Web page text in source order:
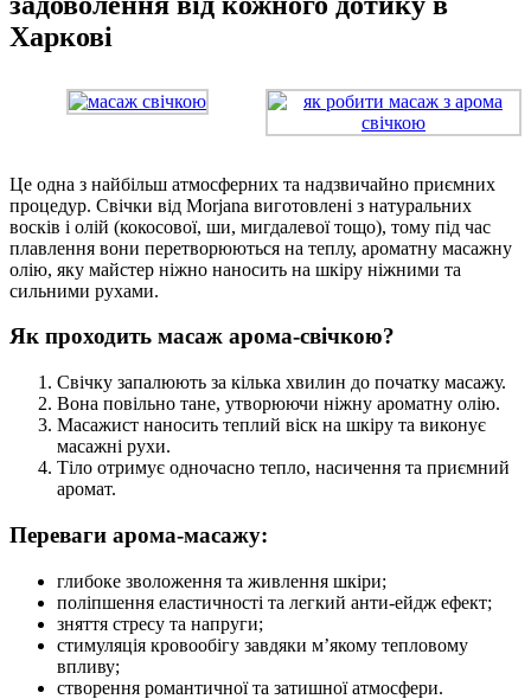
Харкові
Це одна з найбільш атмосферних та надзвичайно приємних
процедур. Свічки від Morjana виготовлені з натуральних
восків і олій (кокосової, ши, мигдалевої тощо), тому під час
плавлення вони перетворюються на теплу, ароматну масажну
олію, яку майстер ніжно наносить на шкіру ніжними та
сильними рухами.
Як проходить масаж арома-свічкою?
Свічку запалюють за кілька хвилин до початку масажу.
Вона повільно тане, утворюючи ніжну ароматну олію.
Масажист наносить теплий віск на шкіру та виконує
масажні рухи.
Тіло отримує одночасно тепло, насичення та приємний
аромат.
Переваги арома-масажу:
глибоке зволоження та живлення шкіри;
поліпшення еластичності та легкий анти-ейдж ефект;
зняття стресу та напруги;
стимуляція кровообігу завдяки м’якому тепловому
впливу;
створення романтичної та затишної атмосфери.